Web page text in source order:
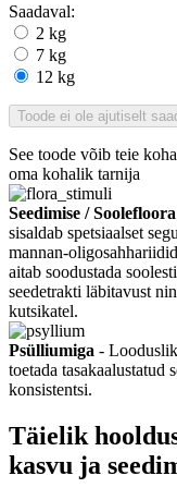
Saadaval:
2 kg
7 kg
12 kg
Toode ei ole ajutiselt
See toode võib teie
oma kohalik tarnija
Seedimise /
sisaldab spetsiaalset
mannan-
aitab soodustada
seedetrakti läbitavust
kutsikatel.
Psülliumiga -
toetada tasakaalustatud
konsistentsi.
Täielik
kasvu ja